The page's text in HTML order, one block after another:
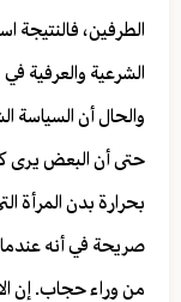
الطرفين، فالنتيجة
الشرعية والعرفية
والحال أن السياسة
حتى أن البعض يرى
بحرارة بدن المرأة
صريحة في أنه عندما
من وراء حجاب. إن